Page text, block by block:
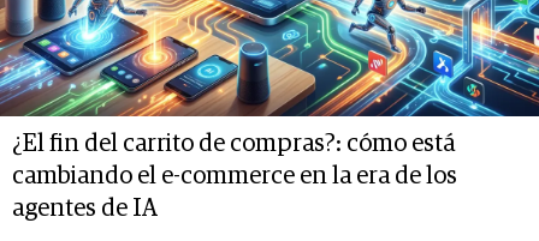
¿El fin del carrito de compras?: cómo está
cambiando el e-commerce en la era de los
agentes de IA